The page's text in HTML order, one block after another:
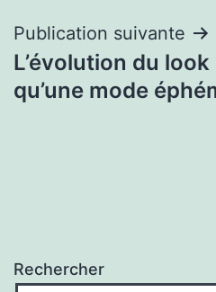
Publication suivante
L’évolution du
qu’une mode
Rechercher